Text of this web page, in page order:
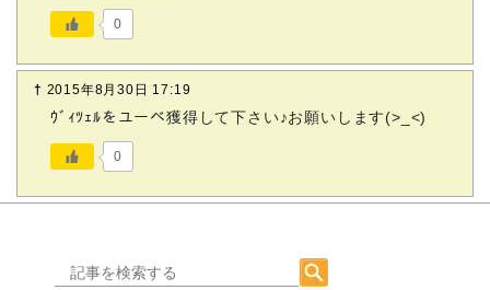
0
† 2015年8月30日 17:19
ｳﾞｨﾂｪﾙをユーベ獲得して下さい♪お願いします(>_<)
0